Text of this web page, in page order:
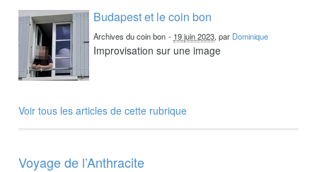
Budapest et le coin bon
Archives du coin bon - 19 juin 2023, par Dominique
Improvisation sur une image
Voir tous les articles de cette rubrique
Voyage de l’Anthracite